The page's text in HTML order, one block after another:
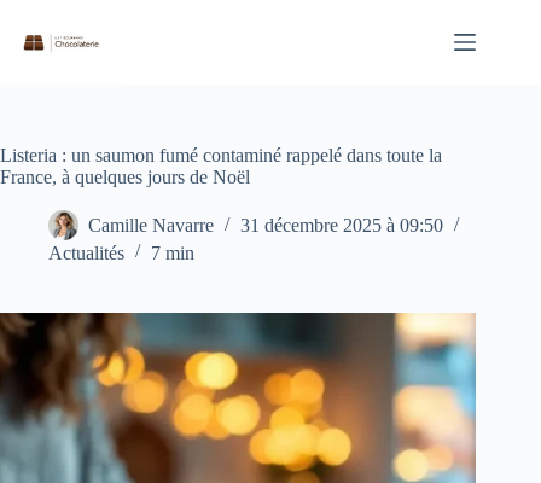
contenu
Listeria : un saumon fumé contaminé rappelé dans toute la
France, à quelques jours de Noël
Camille Navarre
31 décembre 2025 à 09:50
Actualités
7 min